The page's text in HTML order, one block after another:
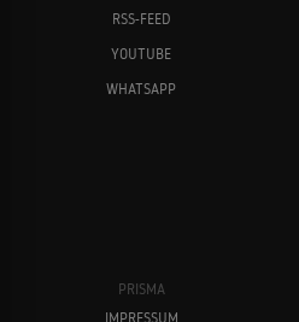
RSS-FEED
YOUTUBE
WHATSAPP
PRISMA
IMPRESSUM